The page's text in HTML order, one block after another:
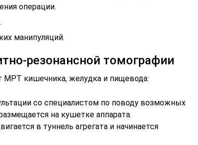
операции.
манипуляций.
резонансной томографии
МРТ кишечника, желудка и пищевода:
со специалистом по поводу возможных
на кушетке аппарата.
в туннель агрегата и начинается